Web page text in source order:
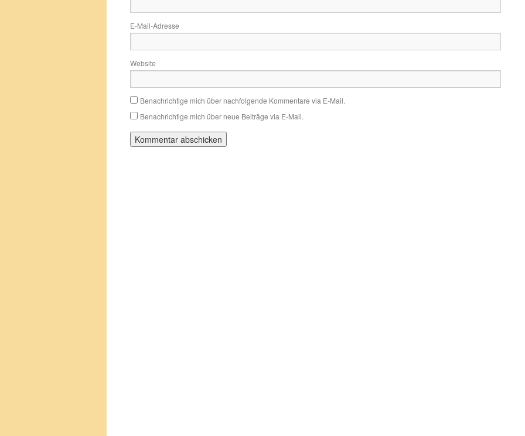
E-Mail-Adresse
Website
Benachrichtige mich über nachfolgende Kommentare via E-Mail.
Benachrichtige mich über neue Beiträge via E-Mail.